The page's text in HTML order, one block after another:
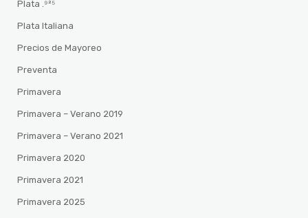
Plata .⁹²⁵
Plata Italiana
Precios de Mayoreo
Preventa
Primavera
Primavera – Verano 2019
Primavera – Verano 2021
Primavera 2020
Primavera 2021
Primavera 2025